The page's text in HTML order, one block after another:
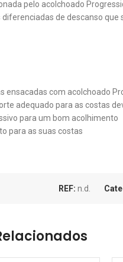
pelo acolchoado
de descanso
ensacadas com acolchoado
adequado para as costas
para um bom acolhimento
para as suas costas
REF: n.d.